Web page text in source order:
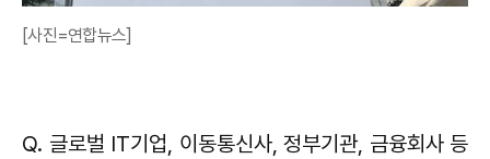
[사진=연합뉴스]
Q. 글로벌 IT기업, 이동통신사, 정부기관, 금융회사 등